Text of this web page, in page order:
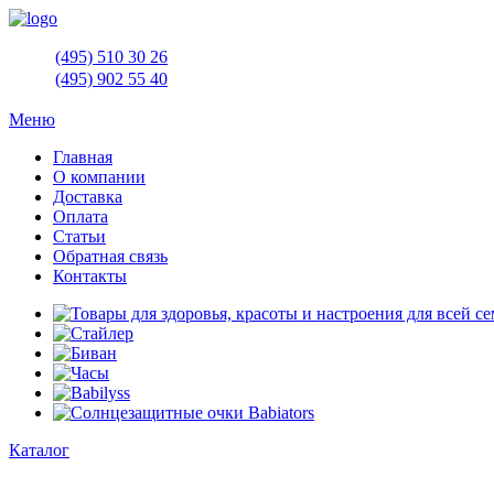
(495) 510 30 26
(495) 902 55 40
Меню
Главная
О компании
Доставка
Оплата
Статьи
Обратная связь
Контакты
Каталог